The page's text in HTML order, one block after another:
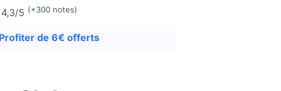
4,3/5 (+300 notes)
de 6€ offerts